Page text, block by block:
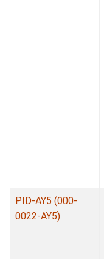
PID-AY5 (000-
0022-AY5)